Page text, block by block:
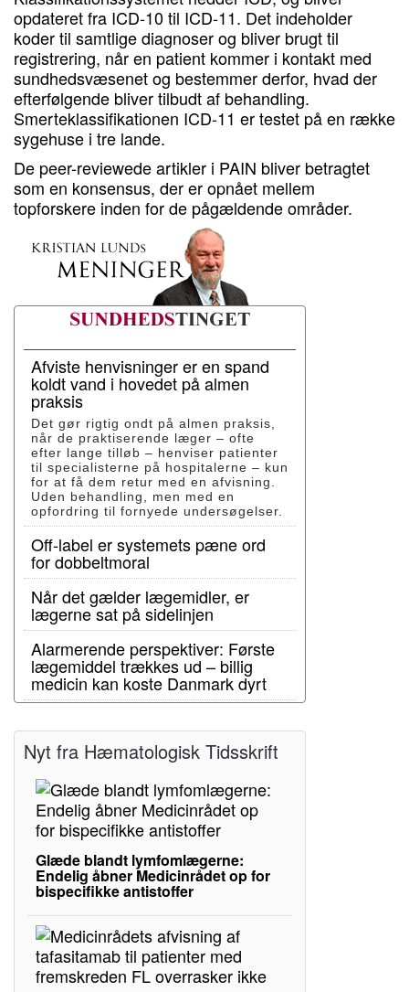
opdateret fra ICD-10 til ICD-11. Det indeholder
koder til samtlige diagnoser og bliver brugt til
registrering, når en patient kommer i kontakt med
sundhedsvæsenet og bestemmer derfor, hvad der
efterfølgende bliver tilbudt af behandling.
Smerteklassifikationen ICD-11 er testet på en række
sygehuse i tre lande.
De peer-reviewede artikler i PAIN bliver betragtet
som en konsensus, der er opnået mellem
topforskere inden for de pågældende områder.
Afviste henvisninger er en spand
koldt vand i hovedet på almen
praksis
Det gør rigtig ondt på almen praksis,
når de praktiserende læger – ofte
efter lange tilløb – henviser patienter
til specialisterne på hospitalerne – kun
for at få dem retur med en afvisning.
Uden behandling, men med en
opfordring til fornyede undersøgelser.
Off-label er systemets pæne ord
for dobbeltmoral
Når det gælder lægemidler, er
lægerne sat på sidelinjen
Alarmerende perspektiver: Første
lægemiddel trækkes ud – billig
medicin kan koste Danmark dyrt
Nyt fra Hæmatologisk Tidsskrift
Glæde blandt lymfomlægerne:
Endelig åbner Medicinrådet op for
bispecifikke antistoffer